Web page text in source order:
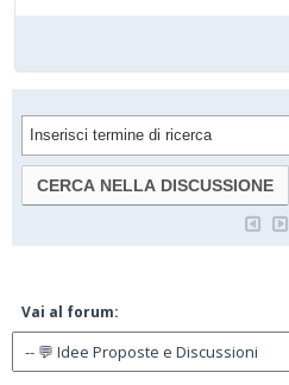
Vai al forum: